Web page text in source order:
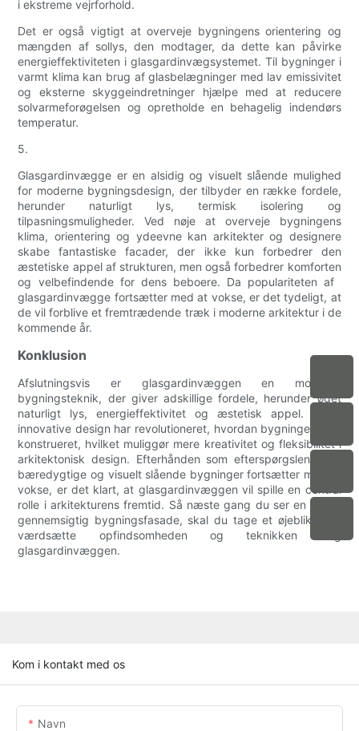
i ekstreme vejrforhold.
Det er også vigtigt at overveje bygningens orientering og
mængden af ​​sollys, den modtager, da dette kan påvirke
energieffektiviteten i glasgardinvægsystemet. Til bygninger i
varmt klima kan brug af glasbelægninger med lav emissivitet
og eksterne skyggeindretninger hjælpe med at reducere
solvarmeforøgelsen og opretholde en behagelig indendørs
temperatur.
5.
Glasgardinvægge er en alsidig og visuelt slående mulighed
for moderne bygningsdesign, der tilbyder en række fordele,
herunder naturligt lys, termisk isolering og
tilpasningsmuligheder. Ved nøje at overveje bygningens
klima, orientering og ydeevne kan arkitekter og designere
skabe fantastiske facader, der ikke kun forbedrer den
æstetiske appel af strukturen, men også forbedrer komforten
og velbefindende for dens beboere. Da populariteten af ​​
glasgardinvægge fortsætter med at vokse, er det tydeligt, at
de vil forblive et fremtrædende træk i moderne arkitektur i de
kommende år.
Konklusion
Afslutningsvis er glasgardinvæggen en moderne
bygningsteknik, der giver adskillige fordele, herunder øget
naturligt lys, energieffektivitet og æstetisk appel. Dette
innovative design har revolutioneret, hvordan bygningerne er
konstrueret, hvilket muliggør mere kreativitet og fleksibilitet i
arkitektonisk design. Efterhånden som efterspørgslen efter
bæredygtige og visuelt slående bygninger fortsætter med at
vokse, er det klart, at glasgardinvæggen vil spille en central
rolle i arkitekturens fremtid. Så næste gang du ser en slank,
gennemsigtig bygningsfasade, skal du tage et øjeblik til at
værdsætte opfindsomheden og teknikken bag
glasgardinvæggen.
Kom i kontakt med os
Navn